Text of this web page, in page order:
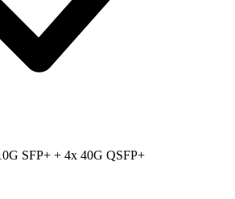
SFP+ + 4x 40G QSFP+